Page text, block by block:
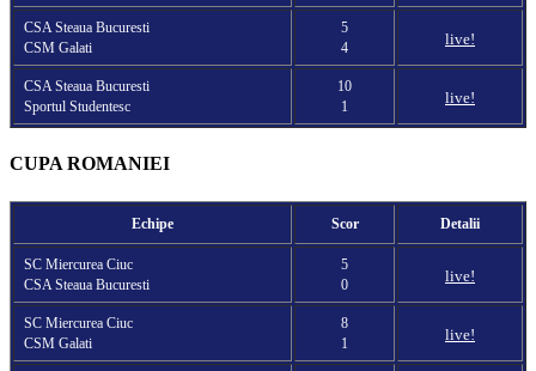
CSA Steaua Bucuresti
CSM Galati
5
4
live!
CSA Steaua Bucuresti
Sportul Studentesc
10
1
live!
CUPA ROMANIEI
Echipe Scor Detalii
SC Miercurea Ciuc
CSA Steaua Bucuresti
5
0
live!
SC Miercurea Ciuc
CSM Galati
8
1
live!